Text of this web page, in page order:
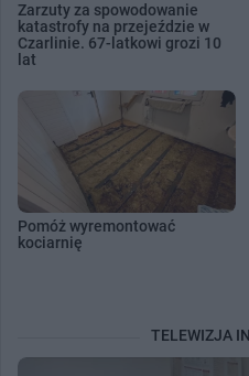
Zarzuty za spowodowanie
katastrofy na przejeździe w
Czarlinie. 67-latkowi grozi 10
lat
Pomóż wyremontować
kociarnię
TELEWIZJA